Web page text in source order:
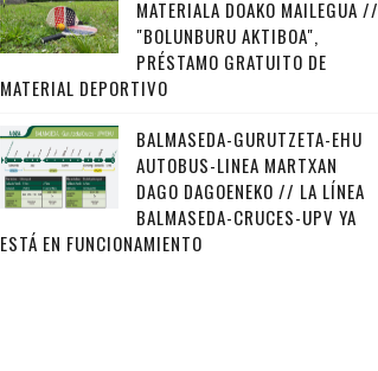
MATERIALA DOAKO MAILEGUA //
"BOLUNBURU AKTIBOA",
PRÉSTAMO GRATUITO DE
MATERIAL DEPORTIVO
BALMASEDA-GURUTZETA-EHU
AUTOBUS-LINEA MARTXAN
DAGO DAGOENEKO // LA LÍNEA
BALMASEDA-CRUCES-UPV YA
ESTÁ EN FUNCIONAMIENTO